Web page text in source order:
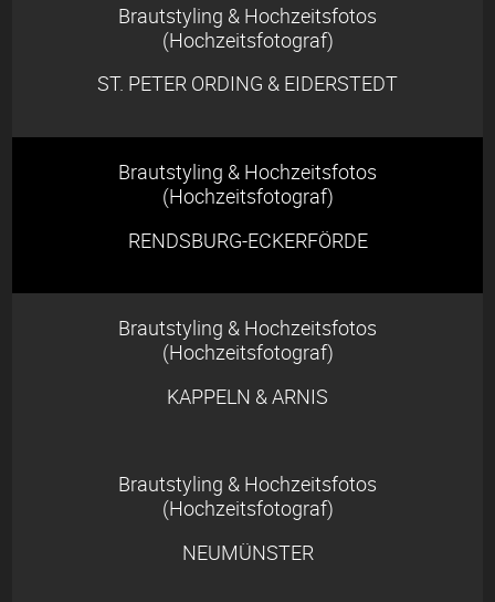
Brautstyling & Hochzeitsfotos
(Hochzeitsfotograf)
ST. PETER ORDING & EIDERSTEDT
Brautstyling & Hochzeitsfotos
(Hochzeitsfotograf)
RENDSBURG-ECKERFÖRDE
Brautstyling & Hochzeitsfotos
(Hochzeitsfotograf)
KAPPELN & ARNIS
Brautstyling & Hochzeitsfotos
(Hochzeitsfotograf)
NEUMÜNSTER